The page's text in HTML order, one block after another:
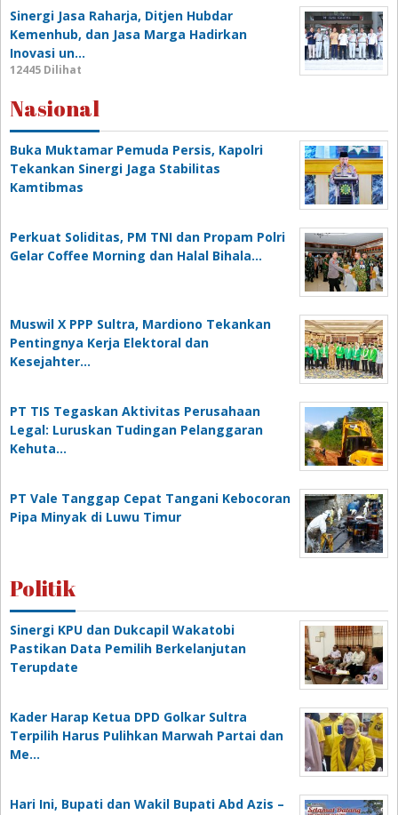
Sinergi Jasa Raharja, Ditjen Hubdar
Kemenhub, dan Jasa Marga Hadirkan
Inovasi un…
12445 Dilihat
Nasional
Buka Muktamar Pemuda Persis, Kapolri
Tekankan Sinergi Jaga Stabilitas
Kamtibmas
Perkuat Soliditas, PM TNI dan Propam Polri
Gelar Coffee Morning dan Halal Bihala…
Muswil X PPP Sultra, Mardiono Tekankan
Pentingnya Kerja Elektoral dan
Kesejahter…
PT TIS Tegaskan Aktivitas Perusahaan
Legal: Luruskan Tudingan Pelanggaran
Kehuta…
PT Vale Tanggap Cepat Tangani Kebocoran
Pipa Minyak di Luwu Timur
Politik
Sinergi KPU dan Dukcapil Wakatobi
Pastikan Data Pemilih Berkelanjutan
Terupdate
Kader Harap Ketua DPD Golkar Sultra
Terpilih Harus Pulihkan Marwah Partai dan
Me…
Hari Ini, Bupati dan Wakil Bupati Abd Azis –